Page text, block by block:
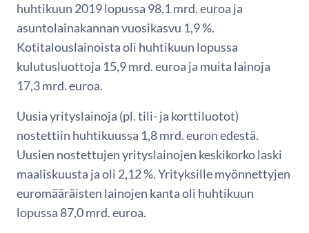
huhtikuun 2019 lopussa 98,1 mrd. euroa ja
asuntolainakannan vuosikasvu 1,9 %.
Kotitalouslainoista oli huhtikuun lopussa
kulutusluottoja 15,9 mrd. euroa ja muita lainoja
17,3 mrd. euroa.
Uusia yrityslainoja (pl. tili- ja korttiluotot)
nostettiin huhtikuussa 1,8 mrd. euron edestä.
Uusien nostettujen yrityslainojen keskikorko laski
maaliskuusta ja oli 2,12 %. Yrityksille myönnettyjen
euromääräisten lainojen kanta oli huhtikuun
lopussa 87,0 mrd. euroa.